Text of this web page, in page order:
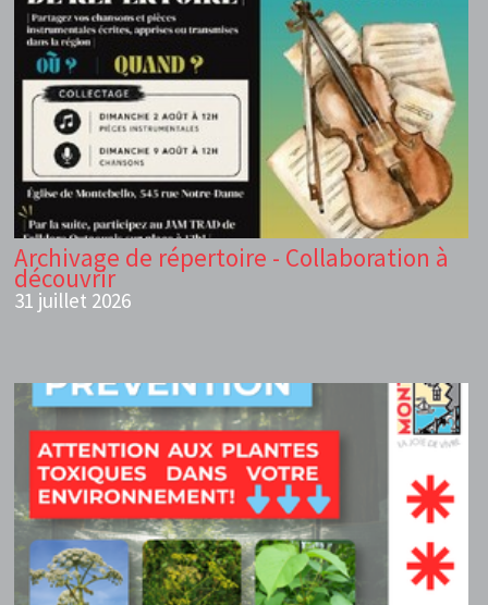
Archivage de répertoire - Collaboration à
découvrir
31 juillet 2026